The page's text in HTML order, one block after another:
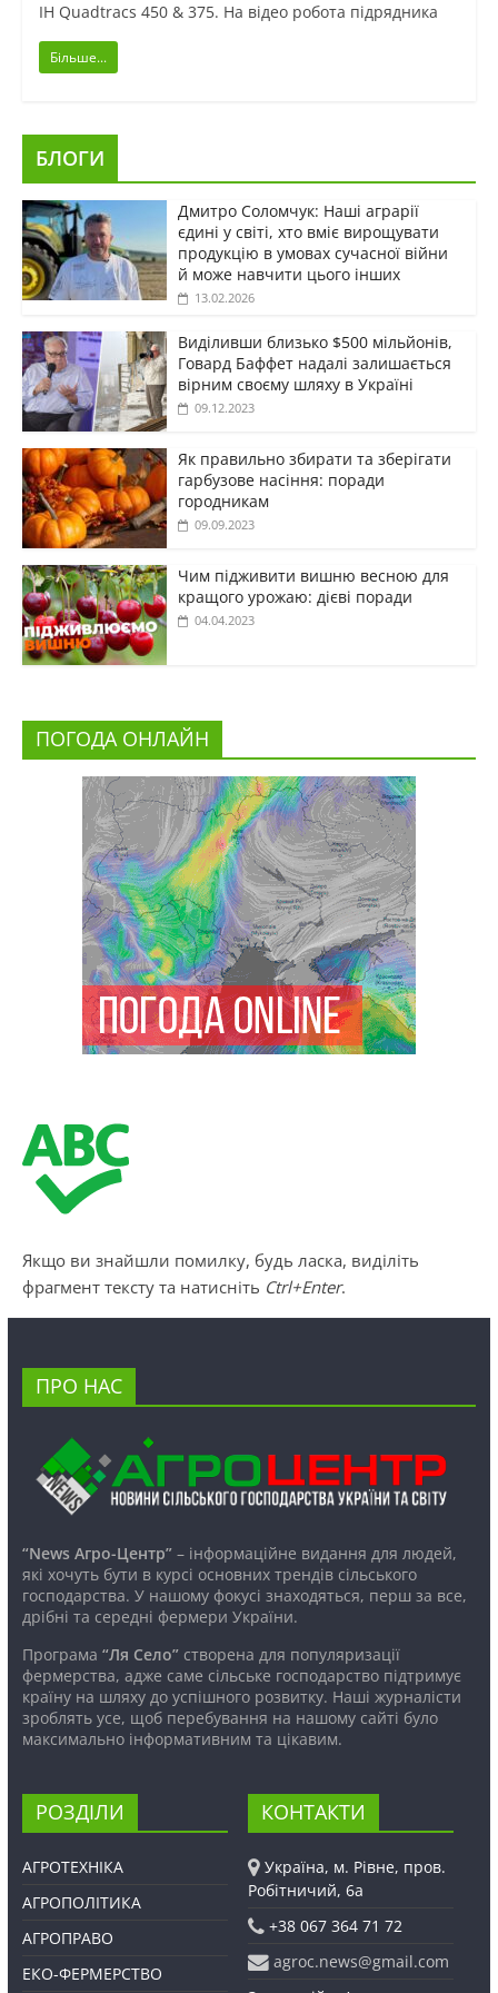
IH Quadtracs 450 & 375. На відео робота підрядника
Більше...
БЛОГИ
Дмитро Соломчук: Наші аграрії
єдині у світі, хто вміє вирощувати
продукцію в умовах сучасної війни
й може навчити цього інших
13.02.2026
Виділивши близько $500 мільйонів,
Говард Баффет надалі залишається
вірним своєму шляху в Україні
09.12.2023
Як правильно збирати та зберігати
гарбузове насіння: поради
городникам
09.09.2023
Чим підживити вишню весною для
кращого урожаю: дієві поради
04.04.2023
ПОГОДА ОНЛАЙН
Якщо ви знайшли помилку, будь ласка, виділіть
фрагмент тексту та натисніть Ctrl+Enter.
ПРО НАС
“News Агро-Центр”– інформаційне видання для людей,
які хочуть бути в курсі основних трендів сільського
господарства. У нашому фокусі знаходяться, перш за все,
дрібні та середні фермери України.
Програма “Ля Село”створена для популяризації
фермерства, адже саме сільське господарство підтримує
країну на шляху до успішного розвитку. Наші журналісти
зроблять усе, щоб перебування на нашому сайті було
максимально інформативним та цікавим.
РОЗДІЛИ
АГРОТЕХНІКА
АГРОПОЛІТИКА
АГРОПРАВО
ЕКО-ФЕРМЕРСТВО
КОНТАКТИ
Україна, м. Рівне, пров.
Робітничий, 6а
+38 067 364 71 72
agroc.news@gmail.com